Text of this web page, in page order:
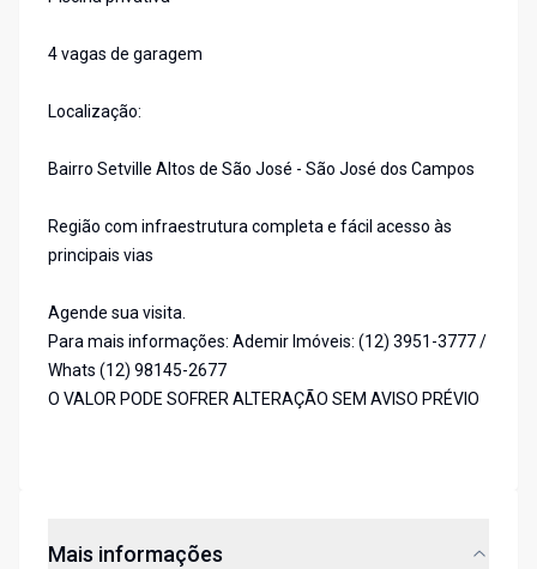
4 vagas de garagem
Localização:
Bairro Setville Altos de São José - São José dos Campos
Região com infraestrutura completa e fácil acesso às
principais vias
Agende sua visita.
Para mais informações: Ademir Imóveis: (12) 3951-3777 /
Whats (12) 98145-2677
O VALOR PODE SOFRER ALTERAÇÃO SEM AVISO PRÉVIO
Mais informações